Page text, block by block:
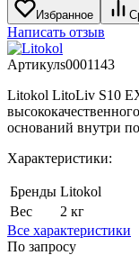
Избранное
Написать отзыв
Артикулs0001143
Litokol LitoLiv S10
оснований внутри
Характеристики:
Бренды Litokol
Вес
2 кг
Все характеристики
По запросу